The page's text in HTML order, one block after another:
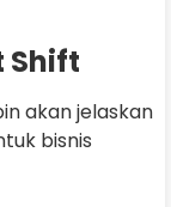
Shift
akan jelaskan
bisnis